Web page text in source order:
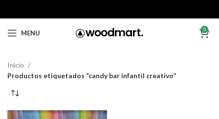
MENU 0
Inicio
Productos etiquetados “candy bar infantil creativo”